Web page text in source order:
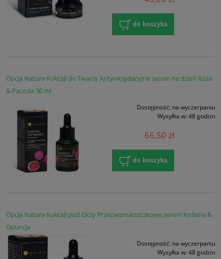
do koszyka
Opcja Natura Koktajl do Twarzy Antyoksydacyjne serum na dzień Róża
& Paczula 30 ml
Dostępność: na wyczerpaniu
Wysyłka w: 48 godzin
66,50 zł
do koszyka
Opcja Natura Koktajl pod Oczy Przeciwzmarszczkowe serum Kofeina &
Opuncja
Dostępność: na wyczerpaniu
Wysyłka w: 48 godzin